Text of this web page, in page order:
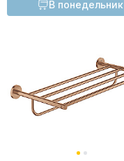
В понедельник